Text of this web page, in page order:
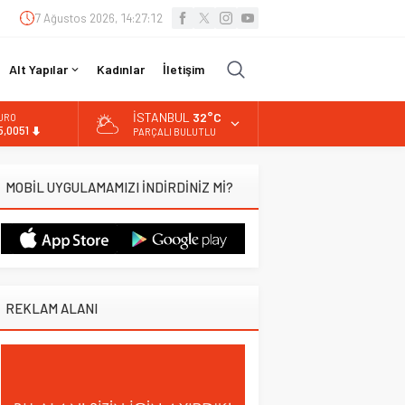
7 Ağustos 2026, 14:27:13
Alt Yapılar Kadınlar İletişim
İSTANBUL 32°C
PARÇALI BULUTLU
MOBİL UYGULAMAMIZI İNDİRDİNİZ Mİ?
REKLAM ALANI